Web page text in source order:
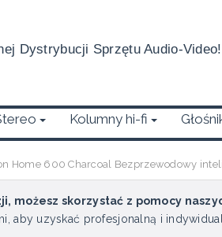
Dystrybucji Sprzętu Audio-Video!
Kolumny hi-fi
Home 600 Charcoal Bezprzewodowy
możesz skorzystać z pomocy
aby uzyskać profesjonalną i